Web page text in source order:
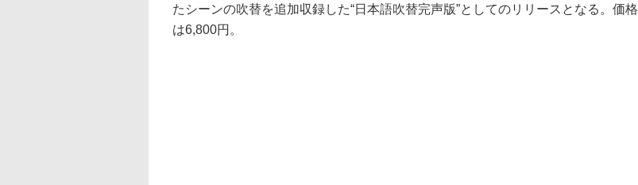
たシーンの吹替を追加収録した“日本語吹替完声版”としてのリリースとなる。価格
は6,800円。